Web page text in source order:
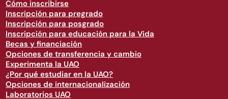
Cómo inscribirse
Inscripción para pregrado
Inscripción para posgrado
Inscripción para educación para la Vida
Becas y financiación
Opciones de transferencia y cambio
Experimenta la UAO
¿Por qué estudiar en la UAO?
Opciones de internacionalización
Laboratorios UAO